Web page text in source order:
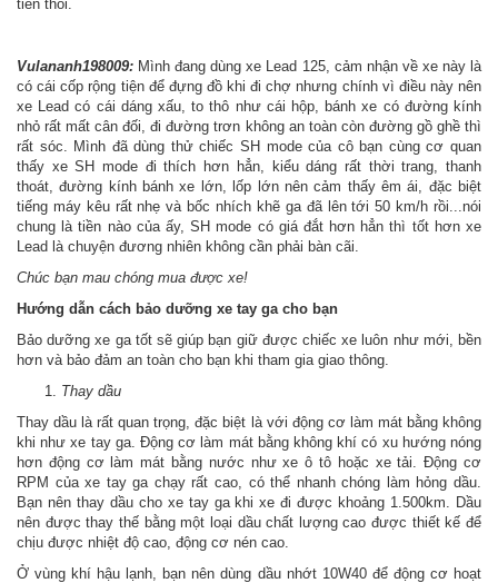
tiền thôi.
Vulananh198009: Mình đang dùng xe Lead 125, cảm nhận về xe này là
có cái cốp rộng tiện để đựng đồ khi đi chợ nhưng chính vì điều này nên
xe Lead có cái dáng xấu, to thô như cái hộp, bánh xe có đường kính
nhỏ rất mất cân đối, đi đường trơn không an toàn còn đường gồ ghề thì
rất sóc. Mình đã dùng thử chiếc SH mode của cô bạn cùng cơ quan
thấy xe SH mode đi thích hơn hẳn, kiểu dáng rất thời trang, thanh
thoát, đường kính bánh xe lớn, lốp lớn nên cảm thấy êm ái, đặc biệt
tiếng máy kêu rất nhẹ và bốc nhích khẽ ga đã lên tới 50 km/h rồi...nói
chung là tiền nào của ấy, SH mode có giá đắt hơn hẳn thì tốt hơn xe
Lead là chuyện đương nhiên không cần phải bàn cãi.
Chúc bạn mau chóng mua được xe!
Hướng dẫn cách bảo dưỡng xe tay ga cho bạn
Bảo dưỡng xe ga tốt sẽ giúp bạn giữ được chiếc xe luôn như mới, bền
hơn và bảo đảm an toàn cho bạn khi tham gia giao thông.
Thay dầu
Thay dầu là rất quan trọng, đặc biệt là với động cơ làm mát bằng không
khi như xe tay ga. Động cơ làm mát bằng không khí có xu hướng nóng
hơn động cơ làm mát bằng nước như xe ô tô hoặc xe tải. Động cơ
RPM của xe tay ga chạy rất cao, có thể nhanh chóng làm hỏng dầu.
Bạn nên thay dầu cho xe tay ga khi xe đi được khoảng 1.500km. Dầu
nên được thay thế bằng một loại dầu chất lượng cao được thiết kế để
chịu được nhiệt độ cao, động cơ nén cao.
Ở vùng khí hậu lạnh, bạn nên dùng dầu nhớt 10W40 để động cơ hoạt